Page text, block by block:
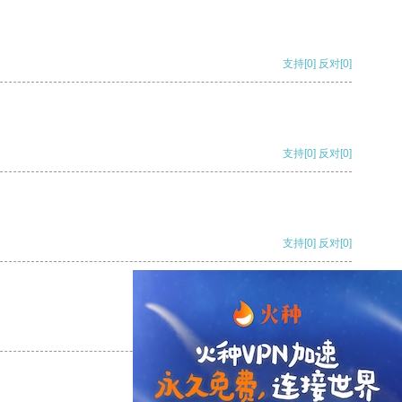
支持[0] 反对[0]
支持[0] 反对[0]
支持[0] 反对[0]